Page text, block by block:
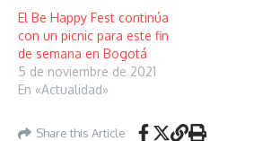
El Be Happy Fest continúa
con un picnic para este fin
de semana en Bogotá
5 de noviembre de 2021
En «Actualidad»
Share this Article